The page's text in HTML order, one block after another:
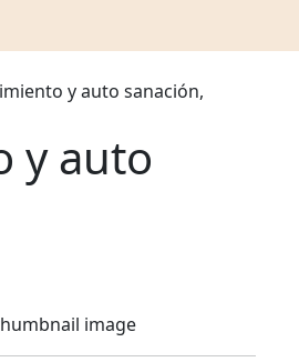
y auto sanación,
y auto